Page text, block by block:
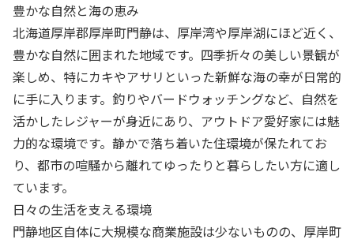
豊かな自然と海の恵み
北海道厚岸郡厚岸町門静は、厚岸湾や厚岸湖にほど近く、
豊かな自然に囲まれた地域です。四季折々の美しい景観が
楽しめ、特にカキやアサリといった新鮮な海の幸が日常的
に手に入ります。釣りやバードウォッチングなど、自然を
活かしたレジャーが身近にあり、アウトドア愛好家には魅
力的な環境です。静かで落ち着いた住環境が保たれてお
り、都市の喧騒から離れてゆったりと暮らしたい方に適し
ています。
日々の生活を支える環境
門静地区自体に大規模な商業施設は少ないものの、厚岸町